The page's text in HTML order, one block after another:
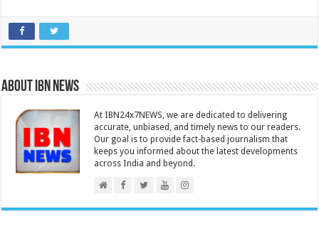
About IBN NEWS
At IBN24x7NEWS, we are dedicated to delivering
accurate, unbiased, and timely news to our readers.
Our goal is to provide fact-based journalism that
keeps you informed about the latest developments
across India and beyond.